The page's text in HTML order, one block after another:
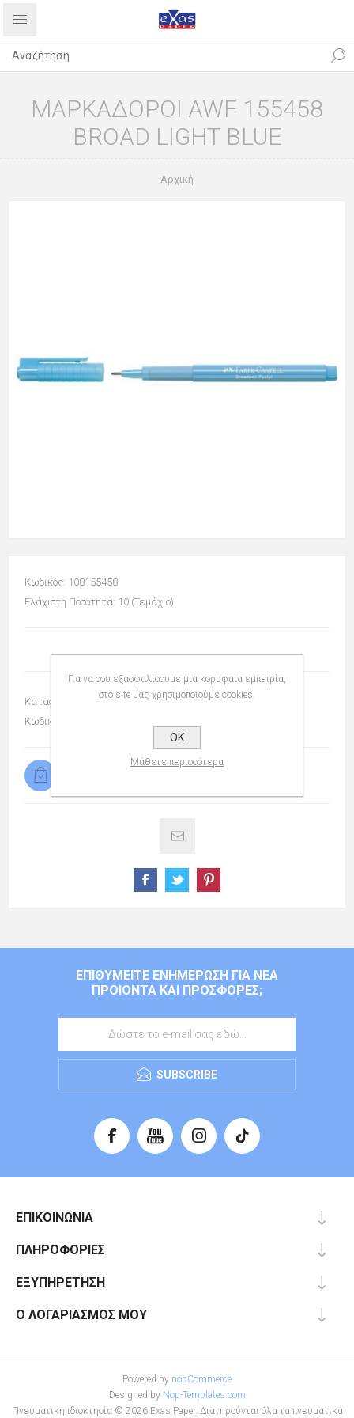
ΜΑΡΚΑΔΟΡΟΙ AWF 155458
BROAD LIGHT BLUE
Αρχική
Κωδικός: 108155458
Ελάχιστη Ποσότητα: 10 (Τεμάχιο)
Κατασκευαστής: FABER AW
Κωδικός προϊόντος:
ΕΠΙΘΥΜΕΊΤΕ ΕΝΗΜΈΡΩΣΗ ΓΙΑ ΝΈΑ
ΠΡΟΙΌΝΤΑ ΚΑΙ ΠΡΟΣΦΟΡΈΣ;
SUBSCRIBE
ΕΠΙΚΟΙΝΩΝΊΑ
ΠΛΗΡΟΦΟΡΊΕΣ
ΕΞΥΠΗΡΈΤΗΣΗ
Ο ΛΟΓΑΡΙΑΣΜΌΣ ΜΟΥ
Powered by nopCommerce
Designed by Nop-Templates.com
Πνευματική ιδιοκτησία © 2026 Exas Paper. Διατηρούνται όλα τα πνευματικά
Για να σου εξασφαλίσουμε μια κορυφαία εμπειρία,
στο site μας χρησιμοποιούμε cookies.
OK
Μάθετε περισσότερα